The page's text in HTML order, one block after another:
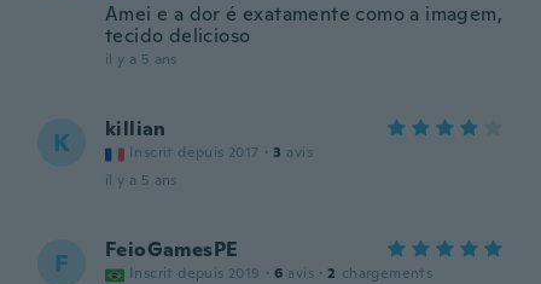
Amei e a dor é exatamente como a imagem,
tecido delicioso
il y a 5 ans
K killian
Inscrit depuis 2017 · 3 avis
il y a 5 ans
F FeioGamesPE
Inscrit depuis 2019 · 6 avis · 2 chargements